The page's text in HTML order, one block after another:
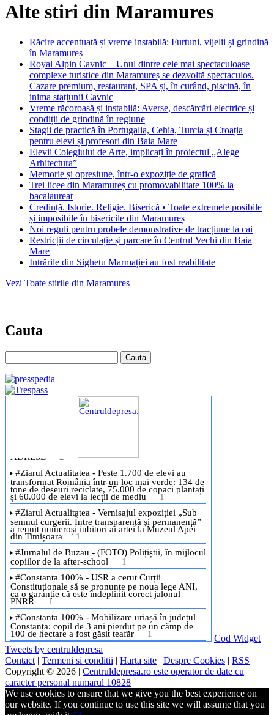
Alte stiri din Maramures
Răcire accentuată și vreme instabilă: Furtuni, vijelii și grindină
în Maramureș
Royal Alpin Cavnic – Unul dintre cele mai spectaculoase
complexe turistice din Maramureș se dezvoltă spectaculos.
Cazare premium, restaurant, SPA și, în curând, piscină, în
inima stațiunii Cavnic
Vreme răcoroasă și instabilă: Averse, descărcări electrice și
condiții de grindină în regiune
Stagii de practică în Portugalia, Cehia, Turcia și Croația
pentru elevi și profesori din Baia Mare
Elevii Colegiului de Arte, implicați în proiectul „Alege
Arhitectura”
Memorie și opresiune, într-o expoziție de grafică
Trei licee din Maramureș cu promovabilitate 100% la
bacalaureat
Credință. Istorie. Religie. Biserică • Toate extremele posibile
și imposibile în bisericile din Maramureș
Noi reguli pentru probele demonstrative de tracțiune la cai
Restricții de circulație și parcare în Centrul Vechi din Baia
Mare
Intrările din Sighetu Marmației au fost reabilitate
Vezi Toate stirile din Maramures
Cauta
Cod Widget
Tweets by centruldepresa
Contact | Termeni si conditii | Harta site | Despre Cookies | RSS
Copyright © 2026 | Centruldepresa.ro este operator de date cu
caracter personal numarul 10828
We use cookies to ensure that we give you the best experience on
our website. If you continue to use this site we will assume that you